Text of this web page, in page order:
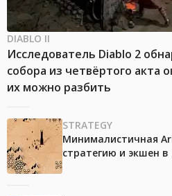
DIABLO II
Исследователь Diablo 2
собора из четвёртого акта
их можно разбить
STRATEGY
Минималистичная
стратегию и экшен